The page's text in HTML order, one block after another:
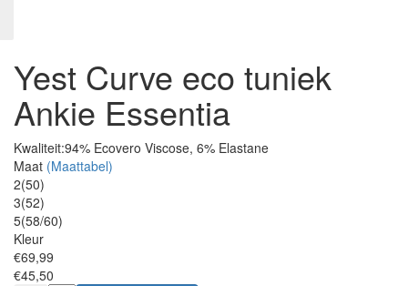
Yest Curve eco tuniek
Ankie Essentia
Kwaliteit:94% Ecovero Viscose, 6% Elastane
Maat (Maattabel)
2(50)
3(52)
5(58/60)
Kleur
€69,99
€45,50